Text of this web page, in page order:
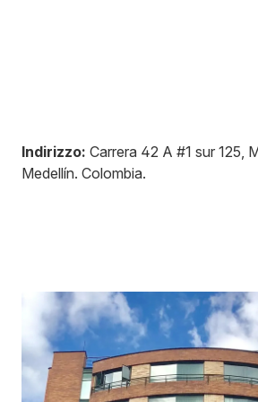
Indirizzo: Carrera 42 A #1 sur 125,
Medellín. Colombia.